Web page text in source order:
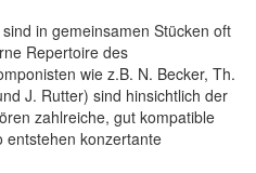
in gemeinsamen Stücken oft
Repertoire des
wie z.B. N. Becker, Th.
J. Rutter) sind hinsichtlich der
zahlreiche, gut kompatible
entstehen konzertante